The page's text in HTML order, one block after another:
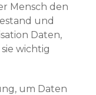
Mensch den
und
Daten,
wichtig
um Daten